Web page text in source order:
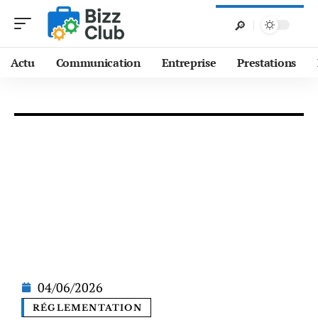
Actu Communication Entreprise Prestations
04/06/2026
RÉGLEMENTATION